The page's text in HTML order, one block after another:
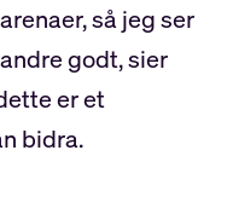
så jeg ser
godt, sier
er et
bidra.